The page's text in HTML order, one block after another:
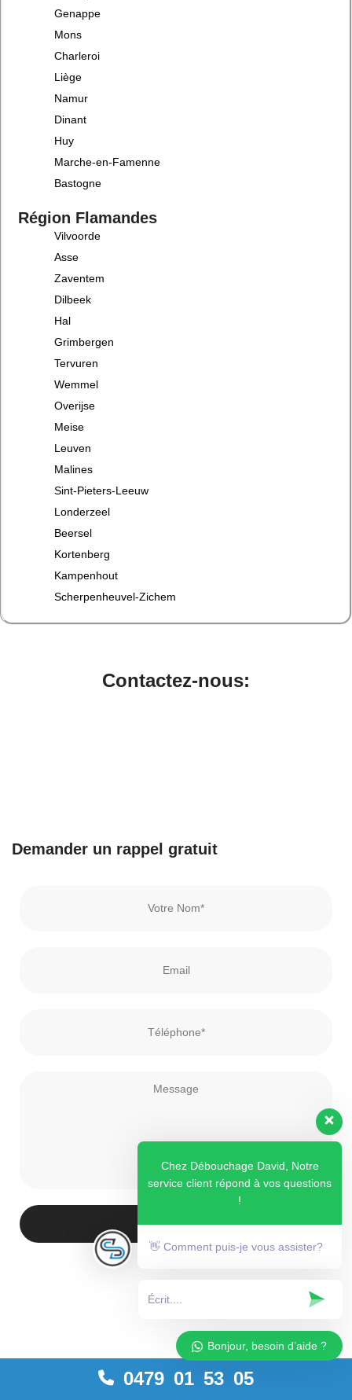
Genappe
Mons
Charleroi
Liège
Namur
Dinant
Huy
Marche-en-Famenne
Bastogne
Région Flamandes
Vilvoorde
Asse
Zaventem
Dilbeek
Hal
Grimbergen
Tervuren
Wemmel
Overijse
Meise
Leuven
Malines
Sint-Pieters-Leeuw
Londerzeel
Beersel
Kortenberg
Kampenhout
Scherpenheuvel-Zichem
Contactez-nous:
Demander un rappel gratuit
Envoyer
0479 01 53 05
Chez Débouchage David, Notre
service client répond à vos questions
!
👋 Comment puis-je vous assister?
Bonjour, besoin d’aide ?